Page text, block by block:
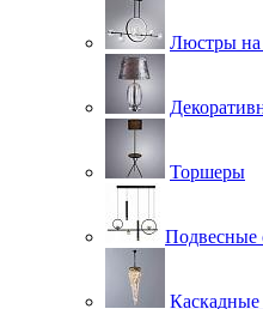
Люстры на
Торшеры
Подвесные